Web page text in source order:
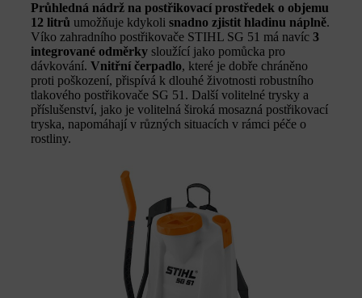
Průhledná nádrž na postřikovací prostředek o objemu
12 litrů umožňuje kdykoli snadno zjistit hladinu náplně.
Víko zahradního postřikovače STIHL SG 51 má navíc 3
integrované odměrky sloužící jako pomůcka pro
dávkování. Vnitřní čerpadlo, které je dobře chráněno
proti poškození, přispívá k dlouhé životnosti robustního
tlakového postřikovače SG 51. Další volitelné trysky a
příslušenství, jako je volitelná široká mosazná postřikovací
tryska, napomáhají v různých situacích v rámci péče o
rostliny.